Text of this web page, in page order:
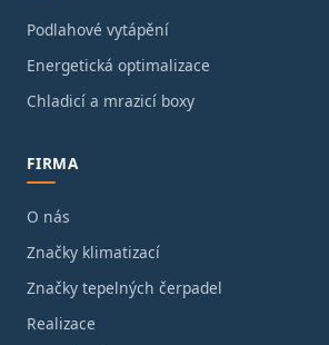
Podlahové vytápění
Energetická optimalizace
Chladicí a mrazicí boxy
FIRMA
O nás
Značky klimatizací
Značky tepelných čerpadel
Realizace